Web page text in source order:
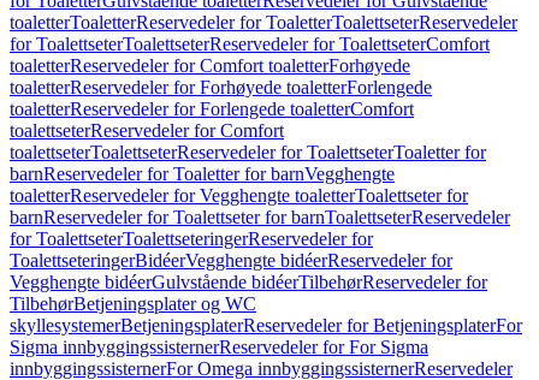
toaletterToaletterReservedeler for ToaletterToalettseterReservedeler
for ToalettseterToalettseterReservedeler for ToalettseterComfort
toaletterReservedeler for Comfort toaletterForhøyede
toaletterReservedeler for Forhøyede toaletterForlengede
toaletterReservedeler for Forlengede toaletterComfort
toalettseterReservedeler for Comfort
toalettseterToalettseterReservedeler for ToalettseterToaletter for
barnReservedeler for Toaletter for barnVegghengte
toaletterReservedeler for Vegghengte toaletterToalettseter for
barnReservedeler for Toalettseter for barnToalettseterReservedeler
for ToalettseterToalettseteringerReservedeler for
ToalettseteringerBidéerVegghengte bidéerReservedeler for
Vegghengte bidéerGulvstående bidéerTilbehørReservedeler for
TilbehørBetjeningsplater og WC
skyllesystemerBetjeningsplaterReservedeler for BetjeningsplaterFor
Sigma innbyggingssisternerReservedeler for For Sigma
innbyggingssisternerFor Omega innbyggingssisternerReservedeler